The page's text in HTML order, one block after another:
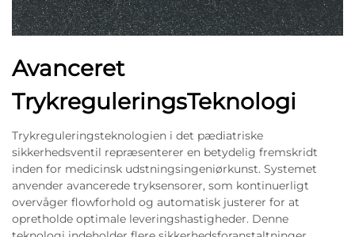
Avanceret
TrykreguleringsTeknologi
Trykreguleringsteknologien i det pædiatriske
sikkerhedsventil repræsenterer en betydelig fremskridt
inden for medicinsk udstningsingeniørkunst. Systemet
anvender avancerede tryksensorer, som kontinuerligt
overvåger flowforhold og automatisk justerer for at
opretholde optimale leveringshastigheder. Denne